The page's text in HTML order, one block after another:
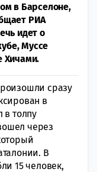
в Барселоне,
РИА
идет о
Муссе
Хичами.
сразу
в
в толпу
через
В
15 человек,